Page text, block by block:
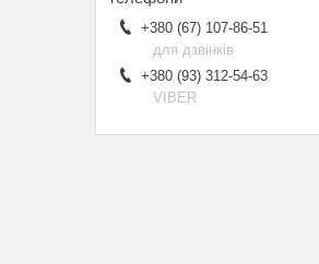
+380 (67) 107-86-51
для дзвінків
+380 (93) 312-54-63
VIBER